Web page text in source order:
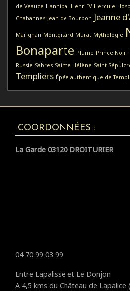
de Veauce Hannibal Henri IV Hercule
Chabannes Jean de Bourbon Jeanne
Marignan Montgisard Murat Mythologie
Bonaparte Plume Prince Noir
Russie Sabres Sainte-Hélène Saint
Templiers Épée authentique de
COORDONNÉES :
La Garde 03120 DROITURIER
04 70 99 03 99
Entre Lapalisse et Le Donjon
A 4,5 kms du Château de Lapalice